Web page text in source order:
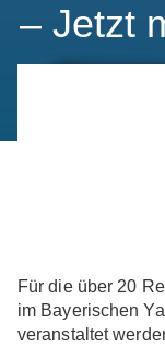
– Jetzt
Für die über 20
im Bayerischen
veranstaltet